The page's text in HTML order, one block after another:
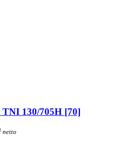
TNI 130/705H [70]
netto